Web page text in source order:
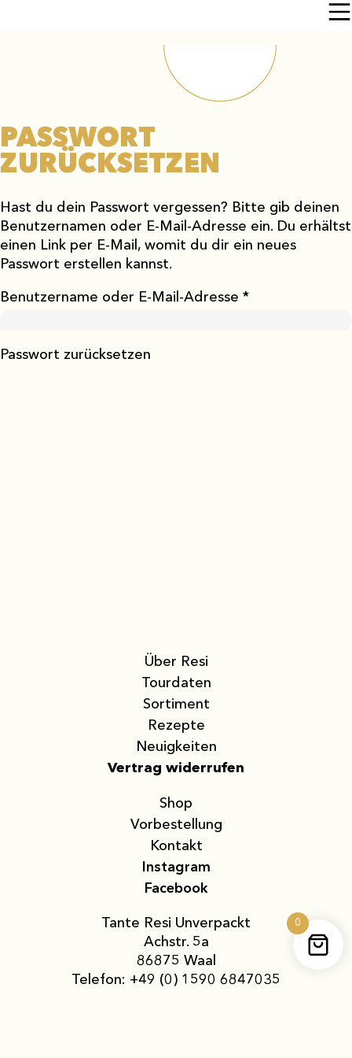
PASSWORT
ZURÜCKSETZEN
Hast du dein Passwort vergessen? Bitte gib deinen
Benutzernamen oder E-Mail-Adresse ein. Du erhältst
einen Link per E-Mail, womit du dir ein neues
Passwort erstellen kannst.
Benutzername oder E-Mail-Adresse *Erforderlich
Passwort zurücksetzen
Tante Resi Unverpackt
Achstr. 5a
86875 Waal
Telefon: +49 (0) 1590 6847035
Über Resi
Tourdaten
Sortiment
Rezepte
Neuigkeiten
Vertrag widerrufen
Shop
Vor­bestellung
Kontakt
Instagram
Facebook
0